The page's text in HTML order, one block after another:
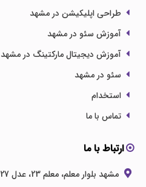
طراحی اپلیکیشن در مشهد
آموزش سئو در مشهد
آموزش دیجیتال مارکتینگ در مشهد
سئو در مشهد
استخدام
تماس با ما
ارتباط با ما
مشهد بلوار معلم، معلم 23، عدل 27، پلاک 189